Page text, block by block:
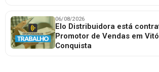
06/08/2026
Elo Distribuidora está
Promotor de Vendas em
Conquista